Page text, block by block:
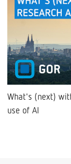
What's (next)
use of AI